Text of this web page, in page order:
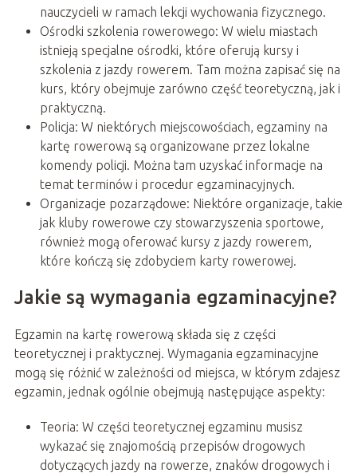
nauczycieli w ramach lekcji wychowania fizycznego.
Ośrodki szkolenia rowerowego: W wielu miastach
istnieją specjalne ośrodki, które oferują kursy i
szkolenia z jazdy rowerem. Tam można zapisać się na
kurs, który obejmuje zarówno część teoretyczną, jak i
praktyczną.
Policja: W niektórych miejscowościach, egzaminy na
kartę rowerową są organizowane przez lokalne
komendy policji. Można tam uzyskać informacje na
temat terminów i procedur egzaminacyjnych.
Organizacje pozarządowe: Niektóre organizacje, takie
jak kluby rowerowe czy stowarzyszenia sportowe,
również mogą oferować kursy z jazdy rowerem,
które kończą się zdobyciem karty rowerowej.
Jakie są wymagania egzaminacyjne?
Egzamin na kartę rowerową składa się z części
teoretycznej i praktycznej. Wymagania egzaminacyjne
mogą się różnić w zależności od miejsca, w którym zdajesz
egzamin, jednak ogólnie obejmują następujące aspekty:
Teoria: W części teoretycznej egzaminu musisz
wykazać się znajomością przepisów drogowych
dotyczących jazdy na rowerze, znaków drogowych i